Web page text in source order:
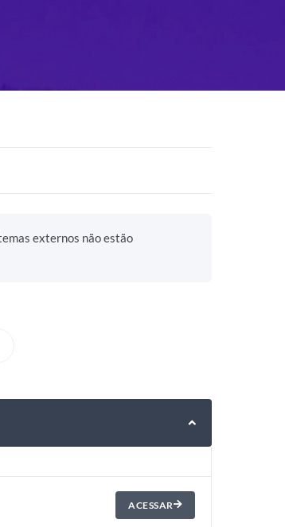
externos não estão
ACESSAR